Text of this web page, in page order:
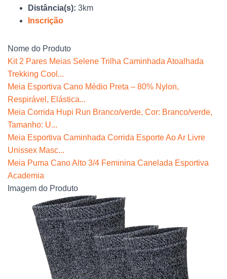
Distância(s): 3km
Inscrição
Nome do Produto
Kit 2 Pares Meias Selene Trilha Caminhada Atoalhada
Trekking Cool...
Meia Esportiva Cano Médio Preta – 80% Nylon,
Respirável, Elástica...
Meia Corrida Hupi Run Branco/verde, Cor: Branco/verde,
Tamanho: U...
Meia Esportiva Caminhada Corrida Esporte Ao Ar Livre
Unissex Masc...
Meia Puma Cano Alto 3/4 Feminina Canelada Esportiva
Academia
Imagem do Produto